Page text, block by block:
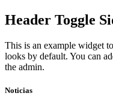
Skip
to
Header Toggle
This is an example widget
looks by default. You can
the admin.
Noticias